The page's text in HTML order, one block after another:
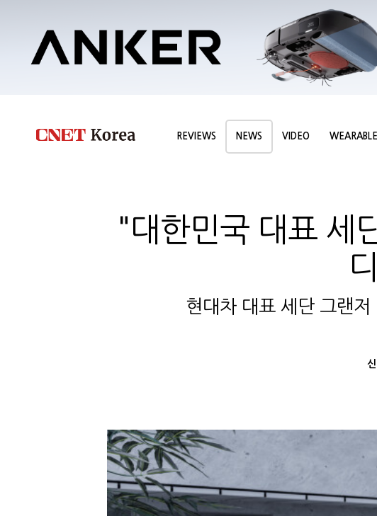
REVIEWS NEWS VIDEO
"대한민국 대표 세
현대차 대표 세단 그랜저